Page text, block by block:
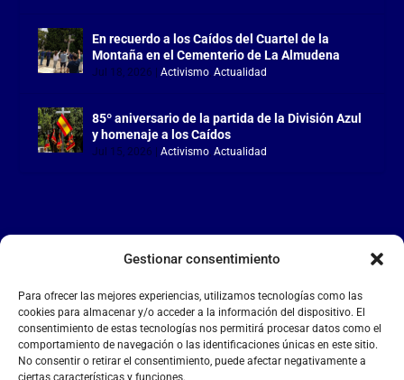
Gestionar consentimiento
Para ofrecer las mejores experiencias, utilizamos tecnologías como las
cookies para almacenar y/o acceder a la información del dispositivo. El
consentimiento de estas tecnologías nos permitirá procesar datos como el
comportamiento de navegación o las identificaciones únicas en este sitio.
No consentir o retirar el consentimiento, puede afectar negativamente a
ciertas características y funciones.
En recuerdo a los Caídos del Cuartel de la
Montaña en el Cementerio de La Almudena
Jul 18, 2026 |Activismo ,Actualidad
85º aniversario de la partida de la División Azul
y homenaje a los Caídos
Jul 15, 2026 |Activismo ,Actualidad
LA FALANGE
Reproductor
de
vídeo